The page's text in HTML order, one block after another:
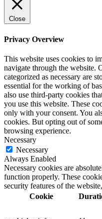
Close
Privacy Overview
This website uses cookies to
navigate through the website.
categorized as necessary are
essential for the working of
also use third-party cookies
you use this website. These
only with your consent. You
cookies. But opting out of
browsing experience.
Necessary
Necessary
Always Enabled
Necessary cookies are
function properly. These
security features of the
Cookie